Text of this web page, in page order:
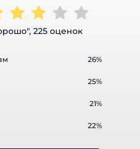
225 оценок
26%
25%
21%
22%